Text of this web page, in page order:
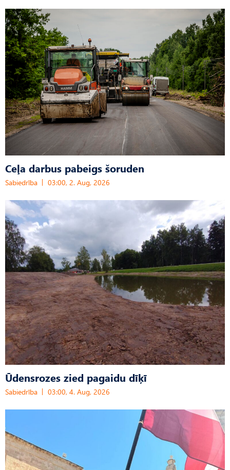
Ceļa darbus pabeigs šoruden
Sabiedrība 03:00, 2. Aug, 2026
Ūdensrozes zied pagaidu dīķī
Sabiedrība 03:00, 4. Aug, 2026